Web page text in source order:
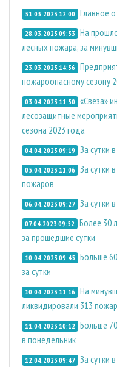
31.03.2023 12:00 Главное
28.03.2023 09:33 На
лесных пожара, за
23.03.2023 14:36
пожароопасному сезону
03.04.2023 11:50 «Свеза»
лесозащитные
сезона 2023 года
04.04.2023 09:19 За сутки
05.04.2023 11:06 За сутки
пожаров
06.04.2023 09:27 За сутки
07.04.2023 09:52 Более 30
за прошедшие сутки
10.04.2023 09:45 Больше
за сутки
10.04.2023 11:16 На
ликвидировали 313
11.04.2023 10:12 Больше
в понедельник
12.04.2023 09:47 За сутки